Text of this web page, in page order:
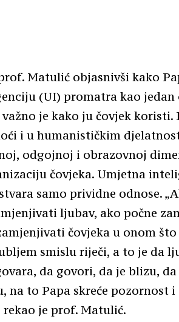
Matulić objasnivši kako
(UI) promatra kao jedan
je kako ju čovjek koristi.
i u humanističkim
odgojnoj i obrazovnoj
čovjeka. Umjetna
samo prividne odnose.
ljubav, ako počne
čovjeka u onom što
smislu riječi, a to je da
da govori, da je blizu,
to Papa skreće pozornost i
je prof. Matulić.